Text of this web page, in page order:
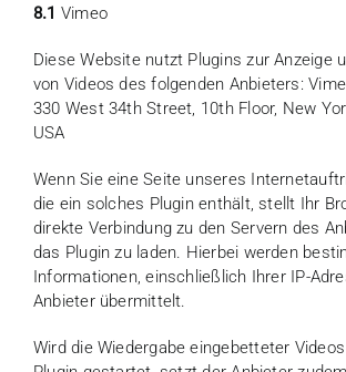
8.1 Vimeo
Diese Website nutzt Plugins zur Anzeige
von Videos des folgenden Anbieters:
330 West 34th Street, 10th Floor, New
USA
Wenn Sie eine Seite unseres
die ein solches Plugin enthält, stellt Ihr
direkte Verbindung zu den Servern des
das Plugin zu laden. Hierbei werden
Informationen, einschließlich Ihrer IP-
Anbieter übermittelt.
Wird die Wiedergabe eingebetteter